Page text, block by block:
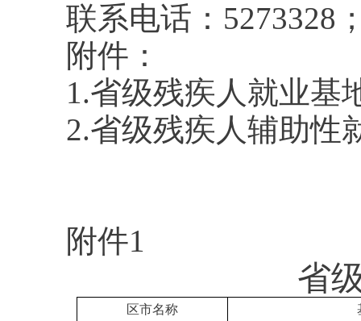
联系电话：5273328
附件：
1.省级残疾人就业基
2.省级残疾人辅助性
附件1
省
区市名称